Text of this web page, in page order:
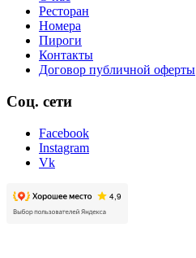
Ресторан
Номера
Пироги
Контакты
Договор публичной оферты
Соц. сети
Facebook
Instagram
Vk